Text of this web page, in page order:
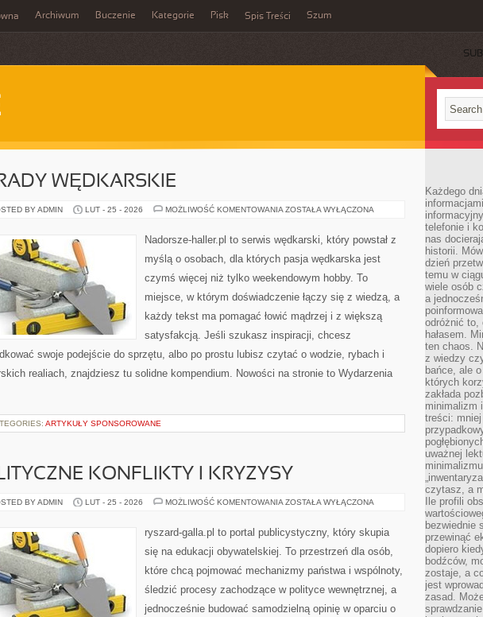
Archiwum Buczenie Kategorie Pisk Spis Treści Szum
WĘDKARSKIE
BY ADMIN LUT - 25 - 2026 MOŻLIWOŚĆ KOMENTOWANIA PORADY
ZOSTAŁA WYŁĄCZONA
Nadorsze-haller.pl to serwis wędkarski, który powstał z
myślą o osobach, dla których pasja wędkarska jest
czymś więcej niż tylko weekendowym hobby. To
miejsce, w którym doświadczenie łączy się z wiedzą, a
każdy tekst ma pomagać łowić mądrzej i z większą
satysfakcją. Jeśli szukasz inspiracji, chcesz
swoje podejście do sprzętu, albo po prostu lubisz czytać o wodzie, rybach i
realiach, znajdziesz tu solidne kompendium. Nowości na stronie to Wydarzenia
ARTYKUŁY SPONSOROWANE
KONFLIKTY I KRYZYSY
BY ADMIN LUT - 25 - 2026 MOŻLIWOŚĆ KOMENTOWANIA POLITYCZNE
KRYZYSY
ZOSTAŁA WYŁĄCZONA
ryszard-galla.pl to portal publicystyczny, który skupia
się na edukacji obywatelskiej. To przestrzeń dla osób,
które chcą pojmować mechanizmy państwa i wspólnoty,
śledzić procesy zachodzące w polityce wewnętrznej, a
jednocześnie budować samodzielną opinię w oparciu o
Każdego
telefonie i
nas
historii.
dzień
temu w
wiele osób
a
odróżnić to,
hałasem.
ten chaos.
z wiedzy
bańce, ale
których
zakłada
minimalizm
treści: mniej
uważnej
czytasz, a
Ile profili
bezwiednie
przewinąć
dopiero
bodźców,
zostaje, a
jest
zasad.